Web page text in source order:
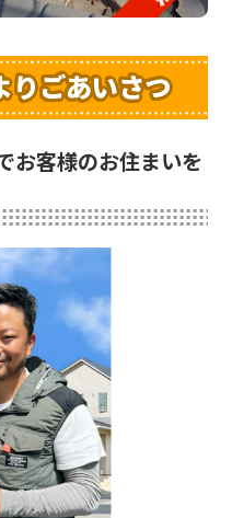
りごあいさつ
お客様のお住まいを